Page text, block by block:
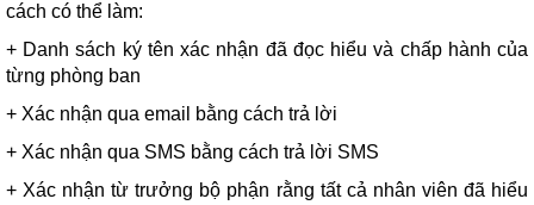
cách có thể làm:
+ Danh sách ký tên xác nhận đã đọc hiểu và chấp hành của
từng phòng ban
+ Xác nhận qua email bằng cách trả lời
+ Xác nhận qua SMS bằng cách trả lời SMS
+ Xác nhận từ trưởng bộ phận rằng tất cả nhân viên đã hiểu